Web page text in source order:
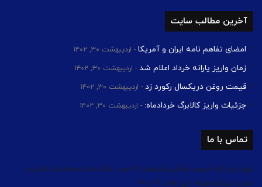
آخرین مطالب سایت
امضای تفاهم نامه ایران و آمریکا اردیبهشت ۳۰, ۱۴۰۲
زمان واریز یارانه خرداد اعلام شد اردیبهشت ۳۰, ۱۴۰۲
قیمت روغن دریکسال رکورد زد اردیبهشت ۳۰, ۱۴۰۲
جزئیات واریز کالابرگ خردادماه: اردیبهشت ۳۰, ۱۴۰۲
تماس با ما
تهران،بزرگراه شهید لشگری،کیلومتر 14،جنب بانک ملت،ساختمان اداری و
تجاری چیتگر،طبقه اول، واحد 13 و 14